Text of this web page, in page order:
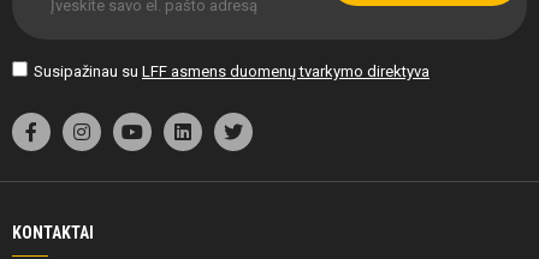
Susipažinau su LFF asmens duomenų tvarkymo direktyva
KONTAKTAI